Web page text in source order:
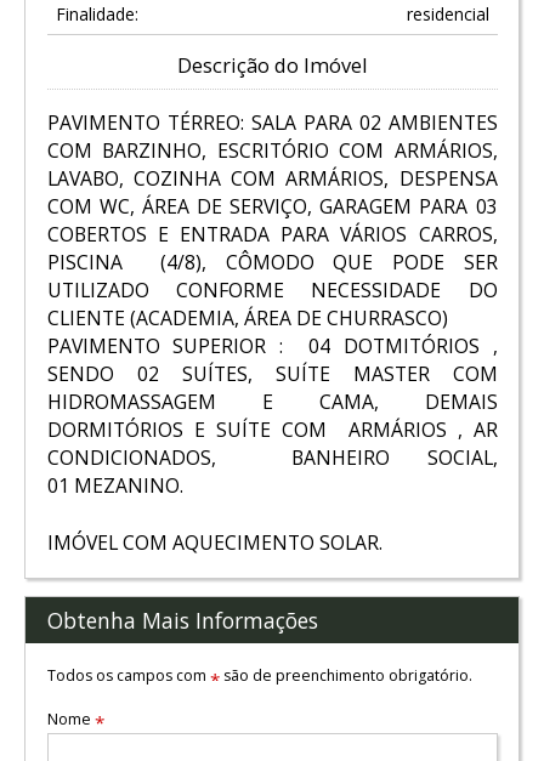
Finalidade: residencial
Descrição do Imóvel
PAVIMENTO TÉRREO: SALA PARA 02 AMBIENTES
COM BARZINHO, ESCRITÓRIO COM ARMÁRIOS,
LAVABO, COZINHA COM ARMÁRIOS, DESPENSA
COM WC, ÁREA DE SERVIÇO, GARAGEM PARA 03
COBERTOS E ENTRADA PARA VÁRIOS CARROS,
PISCINA (4/8), CÔMODO QUE PODE SER
UTILIZADO CONFORME NECESSIDADE DO
CLIENTE (ACADEMIA, ÁREA DE CHURRASCO)
PAVIMENTO SUPERIOR : 04 DOTMITÓRIOS ,
SENDO 02 SUÍTES, SUÍTE MASTER COM
HIDROMASSAGEM E CAMA, DEMAIS
DORMITÓRIOS E SUÍTE COM ARMÁRIOS , AR
CONDICIONADOS, BANHEIRO SOCIAL,
01 MEZANINO.
IMÓVEL COM AQUECIMENTO SOLAR.
Obtenha Mais Informações
Todos os campos com *são de preenchimento obrigatório.
Nome *